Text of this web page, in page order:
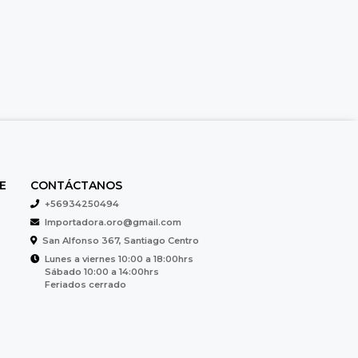
CONTÁCTANOS
+56934250494
Importadora.oro@gmail.com
San Alfonso 367, Santiago Centro
Lunes a viernes 10:00 a 18:00hrs
Sábado 10:00 a 14:00hrs
Feriados cerrado